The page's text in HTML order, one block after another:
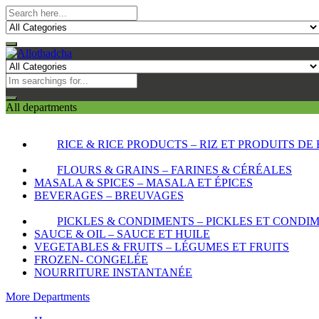
All departments
RICE & RICE PRODUCTS – RIZ ET PRODUITS DE
FLOURS & GRAINS – FARINES & CÉRÉALES
MASALA & SPICES – MASALA ET ÉPICES
BEVERAGES – BREUVAGES
PICKLES & CONDIMENTS – PICKLES ET
SAUCE & OIL – SAUCE ET HUILE
VEGETABLES & FRUITS – LÉGUMES ET FRUITS
FROZEN- CONGELÉE
NOURRITURE INSTANTANÉE
More Departments